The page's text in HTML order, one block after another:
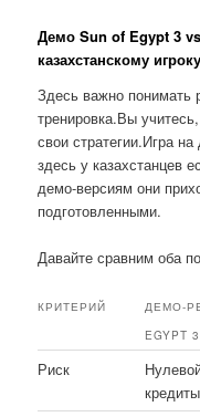
Демо Sun of Egypt 3
казахстанскому игроку
Здесь важно понимать
тренировка.Вы
свои стратегии.Игра
здесь у казахстанцев
демо-версиям они
подготовленными.
Давайте сравним оба
КРИТЕРИЙ
ДЕМО-
EGYPT 3
Риск
кредиты